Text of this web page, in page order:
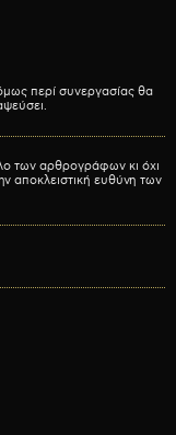
περί συνεργασίας θα
των αρθρογράφων κι όχι
αποκλειστική ευθύνη των